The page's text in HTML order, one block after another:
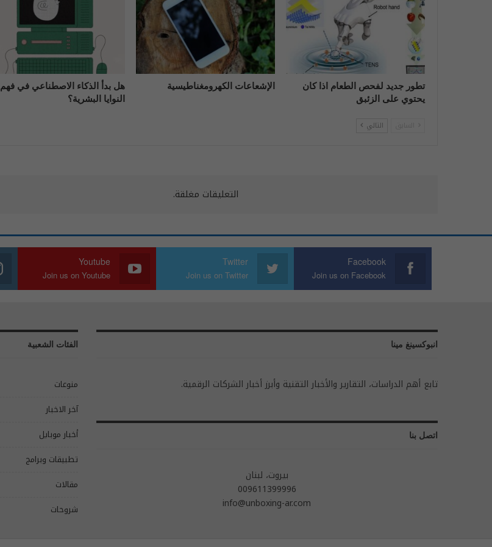
تطور جديد لفحص الطعام اذا كان
يحتوي على الزئبق
الإشعاعات الكهرومغناطيسية
هل بدأ الذكاء الاصطناعي في فهم
النوايا البشرية؟
التالي
التعليقات مغلقة.
Facebook
Join us on Facebook
Twitter
Join us on Twitter
Youtube
Join us on Youtube
انبوكسينغ مينا
تابع أهم الدراسات، التقارير والأخبار التقنية وأبرز أخبار الشركات الرقمية.
اتصل بنا
بيروت، لبنان
009611399996
info@unboxing-ar.com
الفئات الشعبية
منوعات
آخر الاخبار
أخبار موبايل
تطبيقات وبرامج
مقالات
شروحات